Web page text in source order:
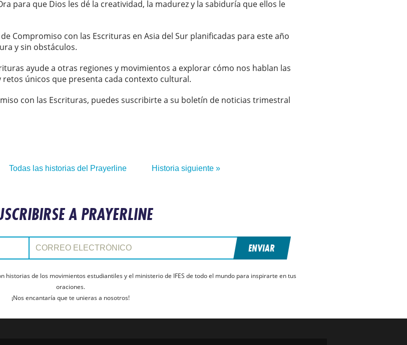
para que Dios les dé la creatividad, la madurez y la sabiduría que ellos le
Compromiso con las Escrituras en Asia del Sur planificadas para este año
y sin obstáculos.
ayude a otras regiones y movimientos a explorar cómo nos hablan las
únicos que presenta cada contexto cultural.
con las Escrituras, puedes suscribirte a su boletín de noticias trimestral
Todas las historias del Prayerline Historia siguiente »
A PRAYERLINE
Correo electrónico:
ENVIAR
historias de los movimientos estudiantiles y el ministerio de IFES de todo el mundo para inspirarte en tus
oraciones.
¡Nos encantaría que te unieras a nosotros!